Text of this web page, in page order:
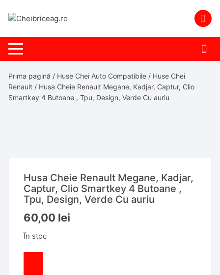
Prima pagină / Huse Chei Auto Compatibile / Huse Chei
Renault / Husa Cheie Renault Megane, Kadjar, Captur, Clio
Smartkey 4 Butoane , Tpu, Design, Verde Cu auriu
Husa Cheie Renault Megane, Kadjar,
Captur, Clio Smartkey 4 Butoane ,
Tpu, Design, Verde Cu auriu
60,00 lei
În stoc